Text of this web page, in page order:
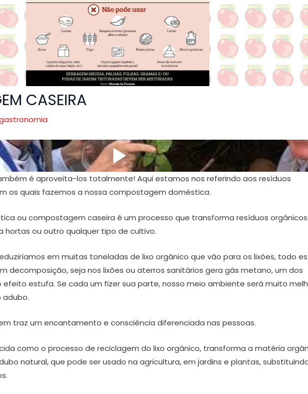
CASEIRA
é aproveita-los totalmente! Aqui estamos nos referindo aos resíduos
os quais fazemos a nossa compostagem doméstica.
ou compostagem caseira é um processo que transforma resíduos
hortas ou outro qualquer tipo de cultivo.
em muitas toneladas de lixo orgânico que vão para os lixões, todo
decomposição, seja nos lixões ou aterros sanitários gera gás metano, um dos
efeito estufa. Se cada um fizer sua parte, nosso meio ambiente será muito
adubo.
traz um encantamento e consciência diferenciada nas pessoas.
como o processo de reciclagem do lixo orgânico, transforma a matéria
natural, que pode ser usado na agricultura, em jardins e plantas,